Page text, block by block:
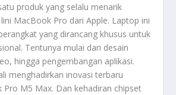
produk yang selalu menarik
MacBook Pro dari Apple. Laptop ini
yang dirancang khusus untuk
Tentunya mulai dari desain
hingga pengembangan aplikasi.
menghadirkan inovasi terbaru
Pro M5 Max. Dan kehadiran chipset